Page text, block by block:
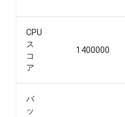
CPU
ス
コ
ア
1400000
バ
ッ